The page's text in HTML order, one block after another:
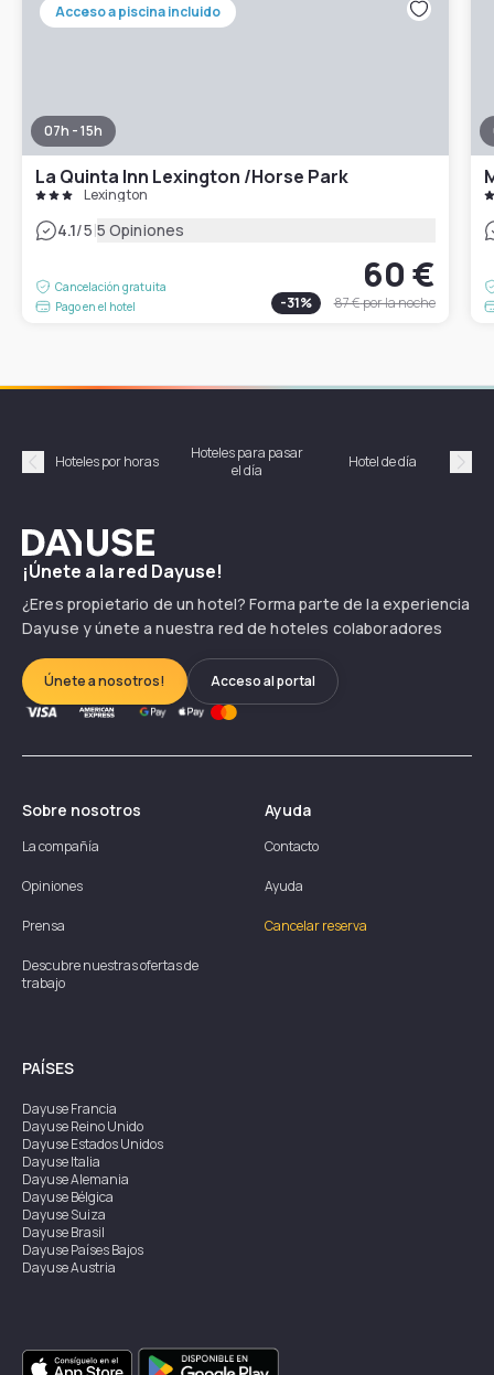
Acceso a piscina incluido
07h - 15h
La Quinta Inn Lexington /Horse Park
Lexington
4.1/5|5 Opiniones
Cancelación gratuita
Pago en el hotel
60 €
-31% 87 €por la noche
Précédent
Hoteles por horas
Hoteles para pasar
el día
Hotel de día
Dayuse
¡Únete a la red Dayuse!
¿Eres propietario de un hotel? Forma parte de la experiencia
Dayuse y únete a nuestra red de hoteles colaboradores
Únete a nosotros! Acceso al portal
Sobre nosotros
La compañía
Opiniones
Prensa
Descubre nuestras ofertas de
trabajo
Ayuda
Contacto
Ayuda
Cancelar reserva
PAÍSES
DayuseFrancia
DayuseReino Unido
DayuseEstados Unidos
DayuseItalia
DayuseAlemania
DayuseBélgica
DayuseSuiza
DayuseBrasil
DayusePaíses Bajos
DayuseAustria
DayuseSingapur